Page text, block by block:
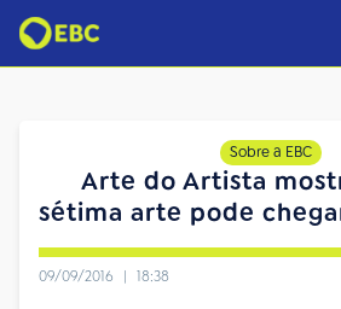
Sobre a EBC
Arte do Artista
sétima arte pode
09/09/2016 | 18:38